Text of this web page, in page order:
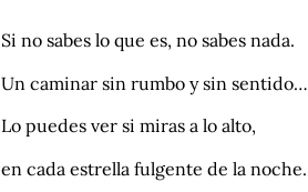
Si no sabes lo que es, no sabes nada.
Un caminar sin rumbo y sin sentido…
Lo puedes ver si miras a lo alto,
en cada estrella fulgente de la noche.